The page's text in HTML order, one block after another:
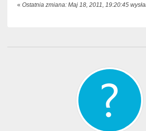
« Ostatnia zmiana: Maj 18, 2011, 19:20:45